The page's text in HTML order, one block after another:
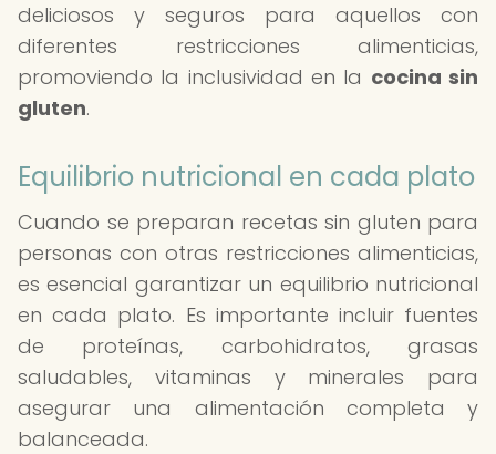
deliciosos y seguros para aquellos con
diferentes restricciones alimenticias,
promoviendo la inclusividad en la cocina sin
gluten.
Equilibrio nutricional en cada plato
Cuando se preparan recetas sin gluten para
personas con otras restricciones alimenticias,
es esencial garantizar un equilibrio nutricional
en cada plato. Es importante incluir fuentes
de proteínas, carbohidratos, grasas
saludables, vitaminas y minerales para
asegurar una alimentación completa y
balanceada.